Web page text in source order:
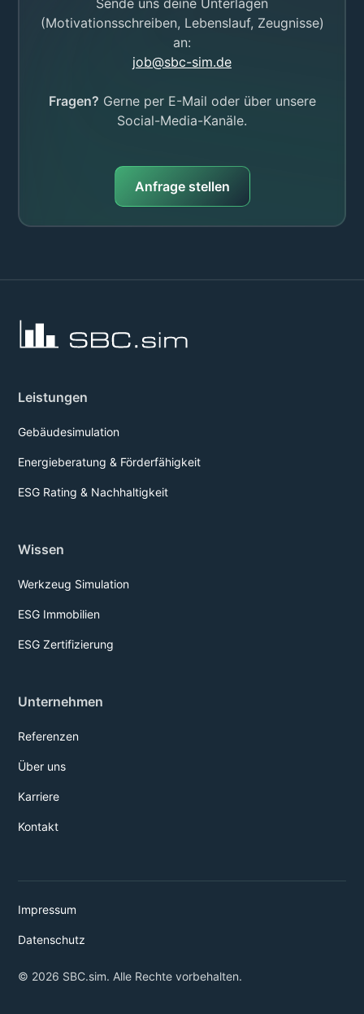
(Motivationsschreiben, Lebenslauf, Zeugnisse)
an:
job@sbc-sim.de
Fragen? Gerne per E-Mail oder über unsere
Social-Media-Kanäle.
Anfrage stellen
Leistungen
Gebäudesimulation
Energieberatung & Förderfähigkeit
ESG Rating & Nachhaltigkeit
Wissen
Werkzeug Simulation
ESG Immobilien
ESG Zertifizierung
Unternehmen
Referenzen
Über uns
Karriere
Kontakt
© 2026 SBC.sim. Alle Rechte vorbehalten.
Impressum
Datenschutz